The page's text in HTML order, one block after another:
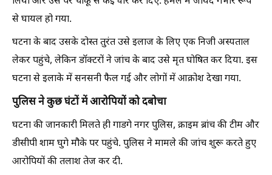
से घायल हो गया.
घटना के बाद उसके दोस्त तुरंत उसे इलाज के लिए एक निजी अस्पताल
लेकर पहुंचे, लेकिन डॉक्टरों ने जांच के बाद उसे मृत घोषित कर दिया. इस
घटना से इलाके में सनसनी फैल गई और लोगों में आक्रोश देखा गया.
पुलिस ने कुछ घंटों में आरोपियों को दबोचा
घटना की जानकारी मिलते ही गाडगे नगर पुलिस, क्राइम ब्रांच की टीम और
डीसीपी शाम घुगे मौके पर पहुंचे. पुलिस ने मामले की जांच शुरू करते हुए
आरोपियों की तलाश तेज कर दी.